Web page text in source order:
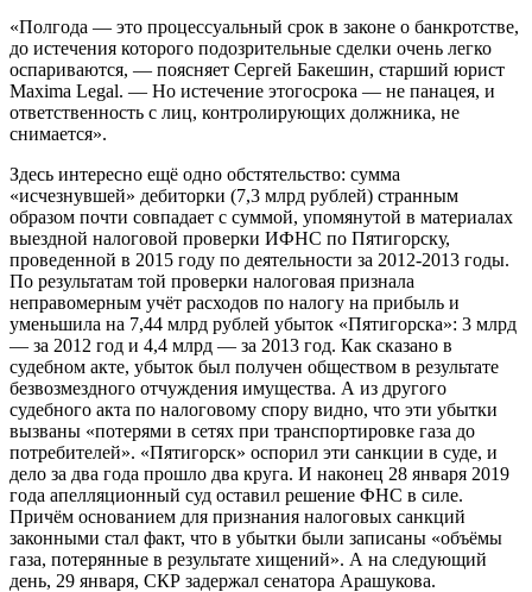
«Полгода — это процессуальный срок в законе о банкротстве,
до истечения которого подозрительные сделки очень легко
оспариваются, — поясняет Сергей Бакешин, старший юрист
Maxima Legal. — Но истечение этогосрока — не панацея, и
ответственность с лиц, контролирующих должника, не
снимается».
Здесь интересно ещё одно обстятельство: сумма
«исчезнувшей» дебиторки (7,3 млрд рублей) странным
образом почти совпадает с суммой, упомянутой в материалах
выездной налоговой проверки ИФНС по Пятигорску,
проведенной в 2015 году по деятельности за 2012-2013 годы.
По результатам той проверки налоговая признала
неправомерным учёт расходов по налогу на прибыль и
уменьшила на 7,44 млрд рублей убыток «Пятигорска»: 3 млрд
— за 2012 год и 4,4 млрд — за 2013 год. Как сказано в
судебном акте, убыток был получен обществом в результате
безвозмездного отчуждения имущества. А из другого
судебного акта по налоговому спору видно, что эти убытки
вызваны «потерями в сетях при транспортировке газа до
потребителей». «Пятигорск» оспорил эти санкции в суде, и
дело за два года прошло два круга. И наконец 28 января 2019
года апелляционный суд оставил решение ФНС в силе.
Причём основанием для признания налоговых санкций
законными стал факт, что в убытки были записаны «объёмы
газа, потерянные в результате хищений». А на следующий
день, 29 января, СКР задержал сенатора Арашукова.